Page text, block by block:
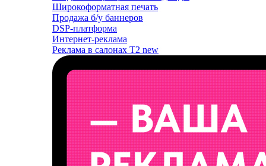
Широкоформатная печать
Продажа б/у баннеров
DSP-платформа
Интернет-реклама
Реклама в салонах T2 new